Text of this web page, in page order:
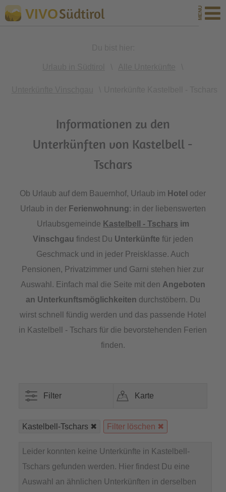
VIVOSüdtirol
Informationen zu den
Unterkünften von Kastelbell -
Tschars
Ob Urlaub auf dem Bauernhof, Urlaub im Hotel oder
Urlaub in der Ferienwohnung: in der liebenswerten
Urlaubsgemeinde Kastelbell - Tschars im
Vinschgau findest Du Unterkünfte für jeden
Geschmack und in jeder Preisklasse. Auch
Pensionen, Privatzimmer und Garni stehen hier zur
Auswahl. Einfach mal die Seite mit den Angeboten
an Unterkunftsmöglichkeiten durchstöbern. Du
wirst schnell fündig werden und das passende Hotel
in Kastelbell - Tschars für die bevorstehenden Ferien
finden.
Filter Karte
Kastelbell-Tschars Filter löschen
Leider konnten keine Unterkünfte in Kastelbell-
Tschars gefunden werden. Hier findest Du eine
Auswahl an ähnlichen Unterkünften in derselben